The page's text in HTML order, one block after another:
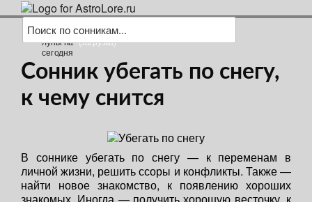
(загрузка)
Сонник убегать по снегу,
к чему снится
В соннике убегать по снегу — к переменам в
личной жизни, решить ссоры и конфликты. Также —
найти новое знакомство, к появлению хороших
знакомых. Иногда — получить хорошую весточку, к